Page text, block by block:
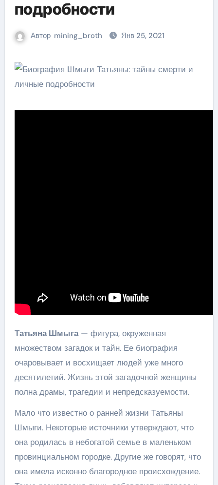
подробности
Автор mining_broth Янв 25, 2021
Татьяна Шмыга— фигура, окруженная
множеством загадок и тайн. Ее биография
очаровывает и восхищает людей уже много
десятилетий. Жизнь этой загадочной женщины
полна драмы, трагедии и непредсказуемости.
Мало что известно о ранней жизни Татьяны
Шмыги. Некоторые источники утверждают, что
она родилась в небогатой семье в маленьком
провинциальном городке. Другие же говорят, что
она имела исконно благородное происхождение.